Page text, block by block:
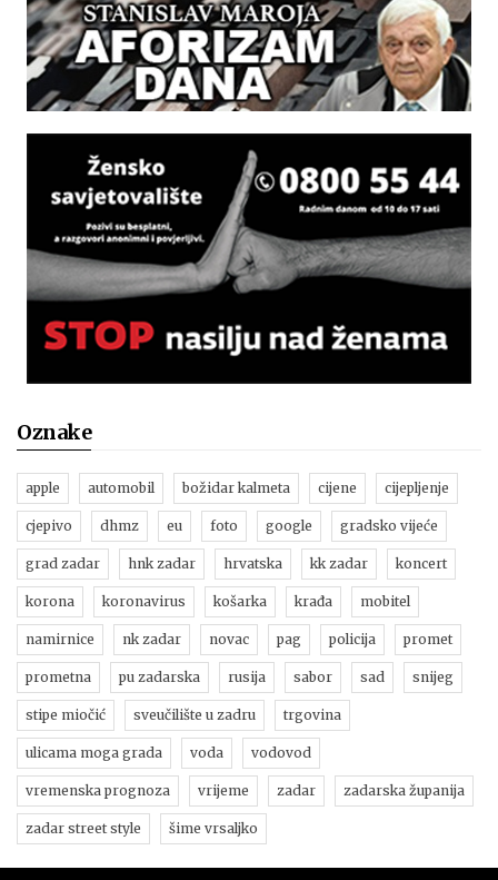
Oznake
apple automobil božidar kalmeta cijene cijepljenje
cjepivo dhmz eu foto google gradsko vijeće
grad zadar hnk zadar hrvatska kk zadar koncert
korona koronavirus košarka krađa mobitel
namirnice nk zadar novac pag policija promet
prometna pu zadarska rusija sabor sad snijeg
stipe miočić sveučilište u zadru trgovina
ulicama moga grada voda vodovod
vremenska prognoza vrijeme zadar zadarska županija
zadar street style šime vrsaljko